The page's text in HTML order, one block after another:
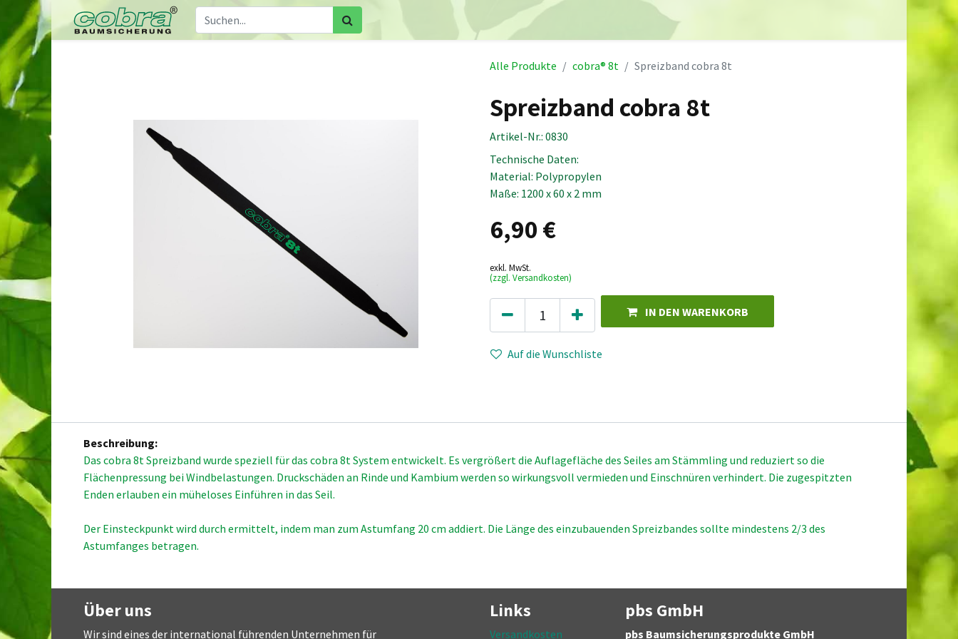
Kronensicherungen Händler
Alle Produkte cobra® 8t Spreizband cobra 8t
Spreizband cobra 8t
Artikel-Nr.: 0830
Technische Daten:
Material: Polypropylen
Maße: 1200 x 60 x 2 mm
6,90€
exkl. MwSt.
(zzgl. Versandkosten)
IN DEN WARENKORB
Auf die Wunschliste
Beschreibung:
Das cobra 8t Spreizband wurde speziell für das cobra 8t System entwickelt. Es vergrößert die Auflagefläche des Seiles am Stämmling und reduziert so die
Flächenpressung bei Windbelastungen. Druckschäden an Rinde und Kambium werden so wirkungsvoll vermieden und Einschnüren verhindert. Die zugespitzten
Enden erlauben ein müheloses Einführen in das Seil.
Der Einsteckpunkt wird durch ermittelt, indem man zum Astumfang 20 cm addiert. Die Länge des einzubauenden Spreizbandes sollte mindestens 2/3 des
Astumfanges betragen.
Über uns
Wir sind eines der international führenden Unternehmen für
Links
Versandkosten
pbs GmbH
pbs Baumsicherungsprodukte GmbH